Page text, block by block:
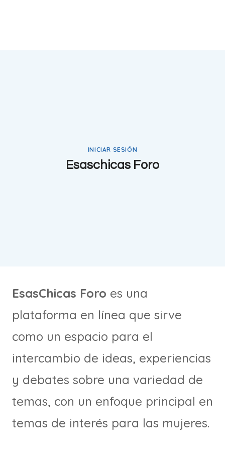
INICIAR SESIÓN
Esaschicas Foro
EsasChicas Foro es una
plataforma en línea que sirve
como un espacio para el
intercambio de ideas, experiencias
y debates sobre una variedad de
temas, con un enfoque principal en
temas de interés para las mujeres.